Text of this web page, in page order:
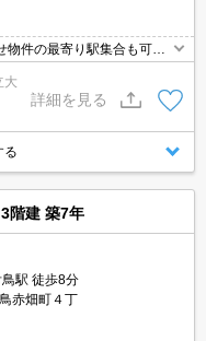
件の最寄り駅集合も可能
店ではクレジット決済が可
よ♪
大
詳細を見る
る
階建 築7年
駅 徒歩8分
赤畑町４丁